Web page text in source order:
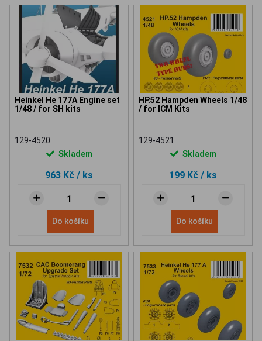
Heinkel He 177A Engine set
1/48 / for SH kits
129-4520
Skladem
963 Kč / ks
Do košíku
HP.52 Hampden Wheels 1/48
/ for ICM Kits
129-4521
Skladem
199 Kč / ks
Do košíku